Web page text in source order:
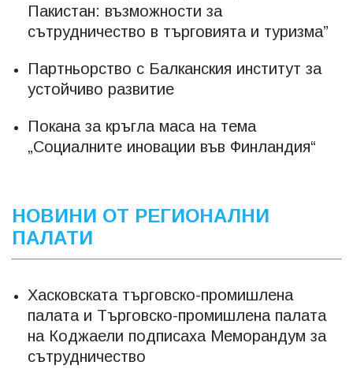
Пакистан: възможности за
сътрудничество в търговията и туризма”
Партньорство с Балканския институт за
устойчиво развитие
Покана за кръгла маса на тема
„Социалните иновации във Финландия“
НОВИНИ ОТ РЕГИОНАЛНИ
ПАЛАТИ
Хасковската търговско-промишлена
палата и Търговско-промишлена палата
на Коджаели подписаха Меморандум за
сътрудничество